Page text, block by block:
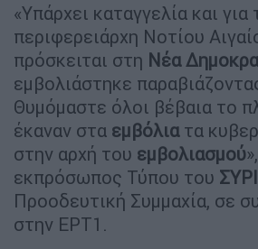
«Υπάρχει καταγγελία και για
περιφερειάρχη Νοτίου
πρόσκειται στη Νέα
εμβολιάστηκε
Θυμόμαστε όλοι βέβαια το
έκαναν στα εμβόλιατα
στην αρχή του εμβολιασμού
εκπρόσωπος Τύπου του
Προοδευτική Συμμαχία, σε
στην ΕΡΤ1.